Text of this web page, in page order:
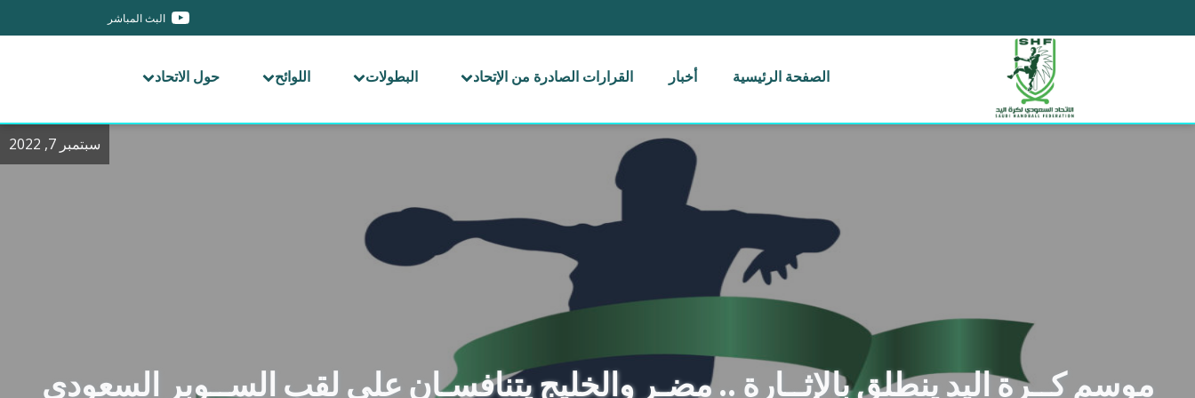
البث المباشر
الصفحة الرئيسية أخبار القرارات الصادرة من الإتحاد البطولات اللوائح حول الاتحاد
سبتمبر 7, 2022
موسم كــرة اليد ينطلق بالإثــارة .. مضـر والخليج يتنافسـان على لقب الســوبر السعودي